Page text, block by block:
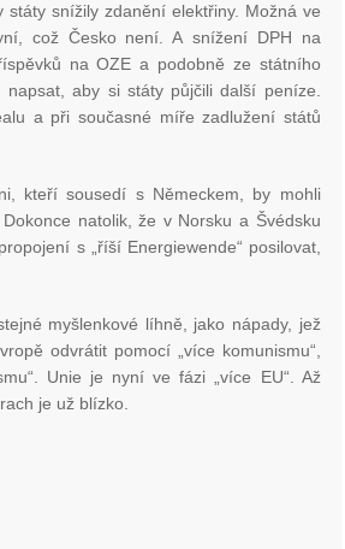
státy snížily zdanění elektřiny. Možná ve
což Česko není. A snížení DPH na
na OZE a podobně ze státního
aby si státy půjčili další peníze.
a při současné míře zadlužení států
kteří sousedí s Německem, by mohli
natolik, že v Norsku a Švédsku
s „říší Energiewende“ posilovat,
myšlenkové líhně, jako nápady, jež
odvrátit pomocí „více komunismu“,
Unie je nyní ve fázi „více EU“. Až
je už blízko.